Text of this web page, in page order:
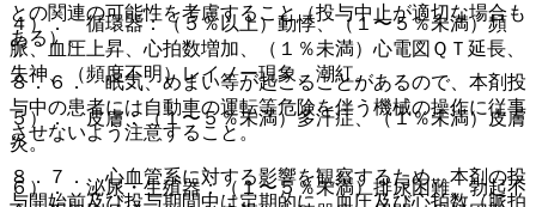
との関連の可能性を考慮すること（投与中止が適切な場合も
ある）。
８．６． 眠気、めまい等が起こることがあるので、本剤投
与中の患者には自動車の運転等危険を伴う機械の操作に従事
させないよう注意すること。
８．７． 心血管系に対する影響を観察するため、本剤の投
与開始前及び投与期間中は定期的に、血圧及び心拍数（脈拍
４）． 循環器：（５％以上）動悸、（１〜５％未満）頻
脈、血圧上昇、心拍数増加、（１％未満）心電図ＱＴ延長、
失神、（頻度不明）レイノー現象、潮紅。
５）． 皮膚：（１〜５％未満）多汗症、（１％未満）皮膚
炎。
６）． 泌尿・生殖器：（１〜５％未満）排尿困難、勃起不